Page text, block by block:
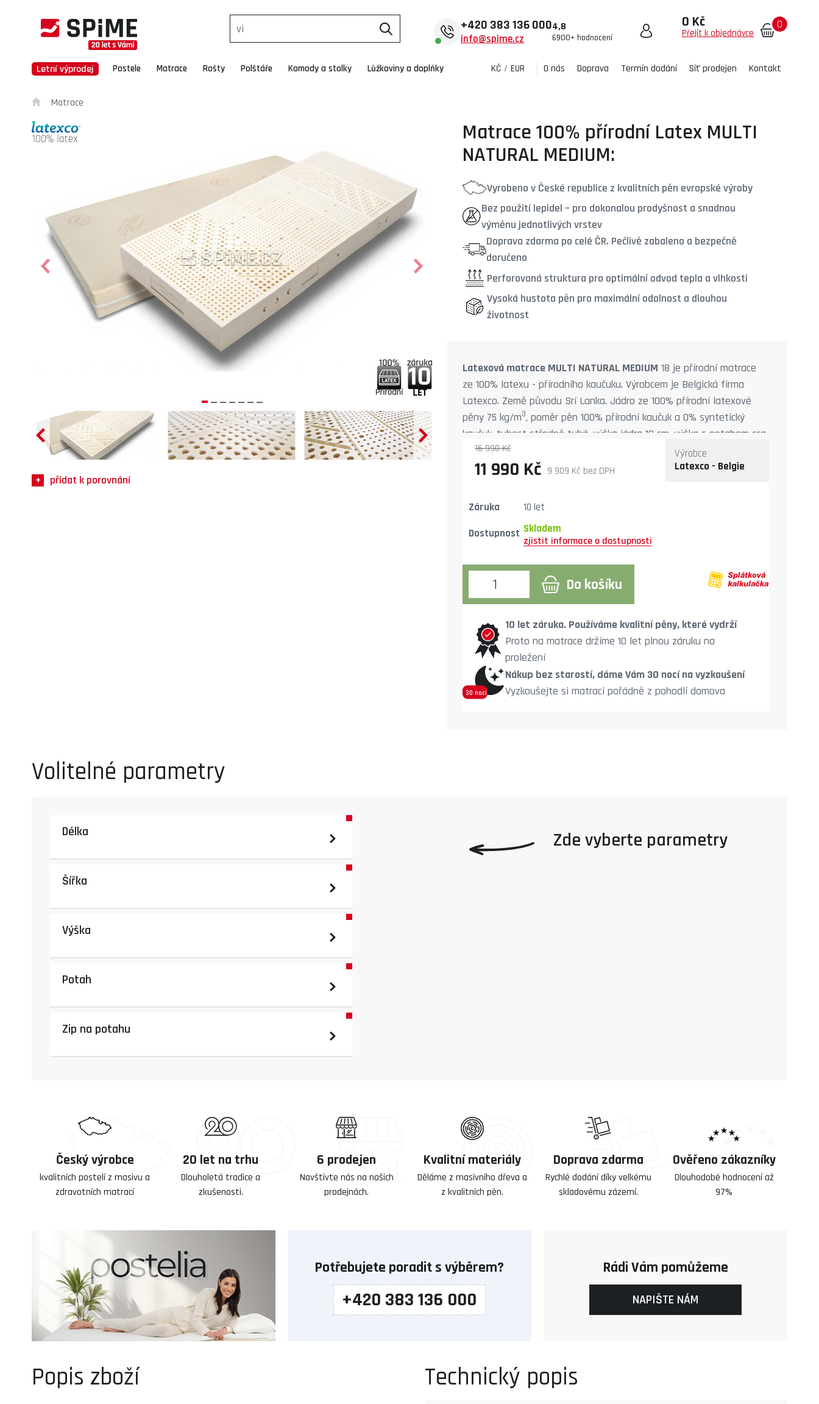
+420 383 136 000
info@spime.cz
4,8
6900+ hodnocení
0 Kč
Přejít k objednávce
0
Letní výprodej Postele Matrace Rošty Polštáře Komody a stolky Lůžkoviny a doplňky KČ / EUR O nás Doprava Termín dodání Síť prodejen Kontakt
Matrace
přidat k porovnání
Matrace 100% přírodní Latex MULTI
NATURAL MEDIUM:
Vyrobeno v České republice z kvalitních pěn evropské výroby
Bez použití lepidel – pro dokonalou prodyšnost a snadnou
výměnu jednotlivých vrstev
Doprava zdarma po celé ČR. Pečlivě zabaleno a bezpečně
doručeno
Perforovaná struktura pro optimální odvod tepla a vlhkosti
Vysoká hustota pěn pro maximální odolnost a dlouhou
životnost
Latexová matrace MULTI NATURAL MEDIUM 18 je přírodní matrace
ze 100% latexu - přírodního kaučuku. Výrobcem je Belgická firma
Latexco. Země původu Srí Lanka. Jádro ze 100% přírodní latexové
pěny 75 kg/m3, poměr pěn 100% přírodní kaučuk a 0% syntetický
kaučuk, tuhost středně tuhá, výška jádra 18 cm, výška s potahem cca
20 cm (záleží na výšce potahu), nosnost do 120 kg. Potah SilverGuard,
snímatelný a pratelný na 60°C.
11 990 Kč bez DPH
9 909 Kč
16 990 Kč
Výrobce
Latexco - Belgie
Záruka
10 let
Dostupnost Skladem
Do košíku
10 let záruka. Používáme kvalitní pěny, které vydrží
Proto na matrace držíme 10 let plnou záruku na
proležení
30 nocí
Nákup bez starostí, dáme Vám 30 nocí na vyzkoušení
Vyzkoušejte si matraci pořádně z pohodlí domova
Volitelné parametry
Délka
Šířka
Výška
Potah
Zip na potahu
Český výrobce
kvalitních postelí z masivu a
zdravotních matrací
20 let na trhu
Dlouholetá tradice a
zkušenosti.
6 prodejen
Navštivte nás na našich
prodejnách.
Kvalitní materiály
Děláme z masivního dřeva a
z kvalitních pěn.
Doprava zdarma
Rychlé dodání díky velkému
skladovému zázemí.
Ověřeno zákazníky
Dlouhodobé hodnocení až
97%
Potřebujete poradit s výběrem?
+420 383 136 000
Rádi Vám pomůžeme
NAPIŠTE NÁM
Popis zboží Technický popis